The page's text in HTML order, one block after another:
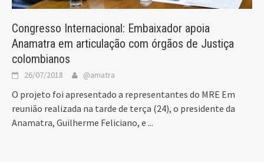
Congresso Internacional: Embaixador apoia
Anamatra em articulação com órgãos de Justiça
colombianos
26/07/2018 @amatra
O projeto foi apresentado a representantes do MRE Em
reunião realizada na tarde de terça (24), o presidente da
Anamatra, Guilherme Feliciano, e ...